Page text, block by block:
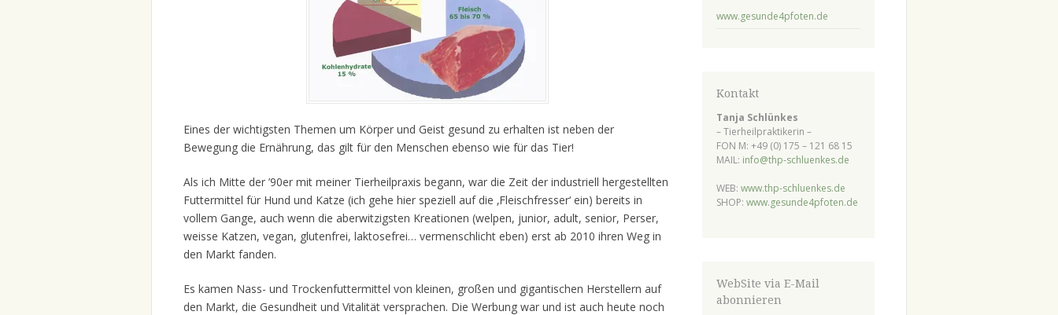
Eines der wichtigsten Themen um Körper und Geist gesund zu erhalten ist neben der
Bewegung die Ernährung, das gilt für den Menschen ebenso wie für das Tier!
Als ich Mitte der ’90er mit meiner Tierheilpraxis begann, war die Zeit der industriell hergestellten
Futtermittel für Hund und Katze (ich gehe hier speziell auf die ‚Fleischfresser‘ ein) bereits in
vollem Gange, auch wenn die aberwitzigsten Kreationen (welpen, junior, adult, senior, Perser,
weisse Katzen, vegan, glutenfrei, laktosefrei… vermenschlicht eben) erst ab 2010 ihren Weg in
den Markt fanden.
Es kamen Nass- und Trockenfuttermittel von kleinen, großen und gigantischen Herstellern auf
den Markt, die Gesundheit und Vitalität versprachen. Die Werbung war und ist auch heute noch
www.gesunde4pfoten.de
Kontakt
Tanja Schlünkes
– Tierheilpraktikerin –
FON M: +49 (0) 175 – 121 68 15
MAIL: info@thp-schluenkes.de
WEB: www.thp-schluenkes.de
SHOP: www.gesunde4pfoten.de
WebSite via E-Mail
abonnieren